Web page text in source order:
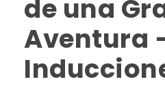
de una
Aventura